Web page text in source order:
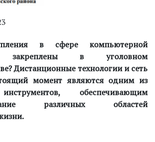
в сфере компьютерной
закреплены в уголовном
Дистанционные технологии и сеть
момент являются одним из
обеспечивающим
различных областей